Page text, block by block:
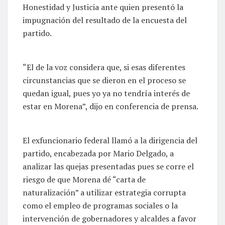
Honestidad y Justicia ante quien presentó la
impugnación del resultado de la encuesta del
partido.
“El de la voz considera que, si esas diferentes
circunstancias que se dieron en el proceso se
quedan igual, pues yo ya no tendría interés de
estar en Morena”, dijo en conferencia de prensa.
El exfuncionario federal llamó a la dirigencia del
partido, encabezada por Mario Delgado, a
analizar las quejas presentadas pues se corre el
riesgo de que Morena dé “carta de
naturalización” a utilizar estrategia corrupta
como el empleo de programas sociales o la
intervención de gobernadores y alcaldes a favor